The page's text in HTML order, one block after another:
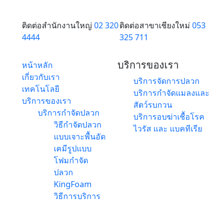
ติดต่อสำนักงานใหญ่ 02 320
4444
ติดต่อสาขาเชียงใหม่ 053
325 711
หน้าหลัก
เกี่ยวกับเรา
เทคโนโลยี
บริการของเรา
บริการกำจัดปลวก
วิธีกำจัดปลวก
แบบเจาะพื้นอัด
เคมีรูปแบบ
โฟมกำจัด
ปลวก
KingFoam
วิธีการบริการ
บริการของเรา
บริการจัดการปลวก
บริการกำจัดแมลงและ
สัตว์รบกวน
บริการอบฆ่าเชื้อโรค
ไวรัส และ แบคทีเรีย